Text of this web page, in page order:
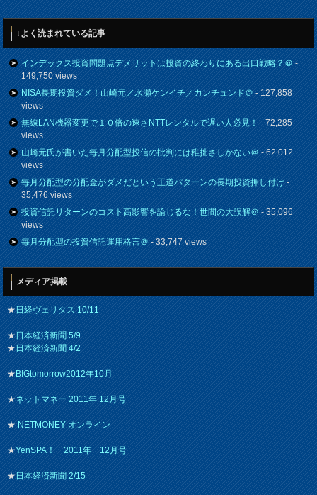
↓よく読まれている記事
インデックス投資問題点デメリットは投資の終わりにある出口戦略？＠-
149,750 views
NISA長期投資ダメ！山崎元／水瀬ケンイチ／カンチュンド＠- 127,858
views
無線LAN機器変更で１０倍の速さNTTレンタルで遅い人必見！- 72,285
views
山崎元氏が書いた毎月分配型投信の批判には稚拙さしかない＠- 62,012
views
毎月分配型の分配金がダメだという王道パターンの長期投資押し付け-
35,476 views
投資信託リターンのコスト高影響を論じるな！世間の大誤解＠- 35,096
views
毎月分配型の投資信託運用格言＠- 33,747 views
メディア掲載
★日経ヴェリタス 10/11
★日本経済新聞 5/9
★日本経済新聞 4/2
★BIGtomorrow2012年10月
★ネットマネー 2011年 12月号
★NETMONEY オンライン
★YenSPA！ 2011年 12月号
★日本経済新聞 2/15